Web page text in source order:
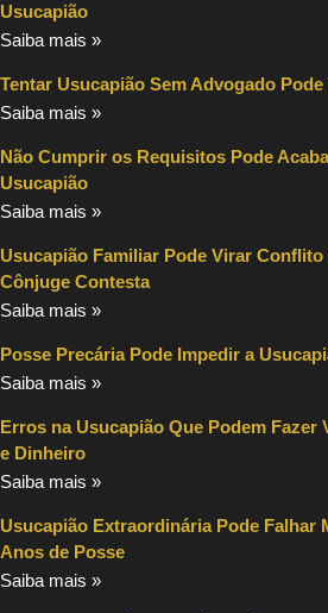
Usucapião
Saiba mais »
Tentar Usucapião Sem Advogado
Saiba mais »
Não Cumprir os Requisitos Pode
Usucapião
Saiba mais »
Usucapião Familiar Pode Virar Conflito
Cônjuge Contesta
Saiba mais »
Posse Precária Pode Impedir a
Saiba mais »
Erros na Usucapião Que Podem Fazer
e Dinheiro
Saiba mais »
Usucapião Extraordinária Pode Falhar
Anos de Posse
Saiba mais »